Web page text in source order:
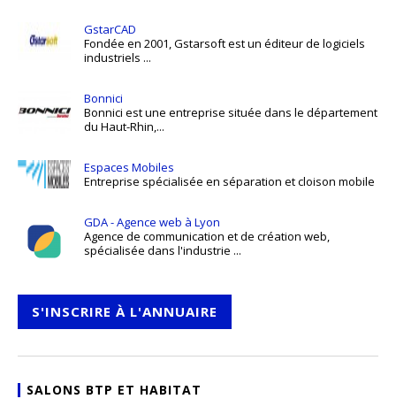
GstarCAD
Fondée en 2001, Gstarsoft est un éditeur de logiciels
industriels ...
Bonnici
Bonnici est une entreprise située dans le département
du Haut-Rhin,...
Espaces Mobiles
Entreprise spécialisée en séparation et cloison mobile
GDA - Agence web à Lyon
Agence de communication et de création web,
spécialisée dans l'industrie ...
S'INSCRIRE À L'ANNUAIRE
SALONS BTP ET HABITAT